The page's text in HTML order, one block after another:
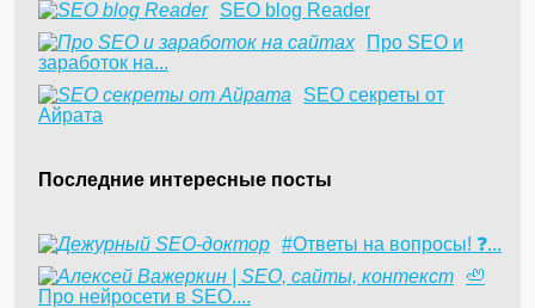
SEO blog Reader
Про SEO и
заработок на...
SEO секреты от
Айрата
Последние интересные посты
#Ответы на вопросы! ❓...
🦥
Про нейросети в SEO....